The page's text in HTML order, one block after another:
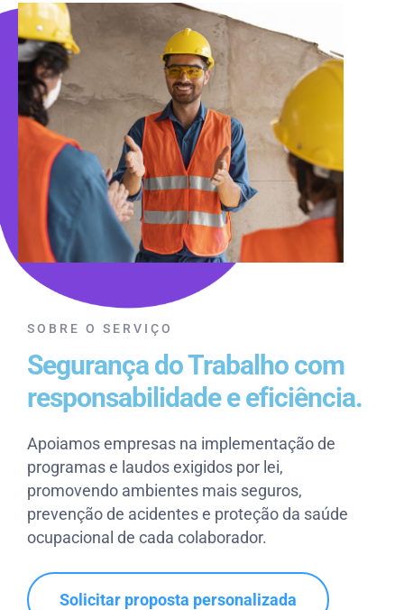
SOBRE O SERVIÇO
Segurança do Trabalho com
responsabilidade e eficiência.
Apoiamos empresas na implementação de
programas e laudos exigidos por lei,
promovendo ambientes mais seguros,
prevenção de acidentes e proteção da saúde
ocupacional de cada colaborador.
Solicitar proposta personalizada